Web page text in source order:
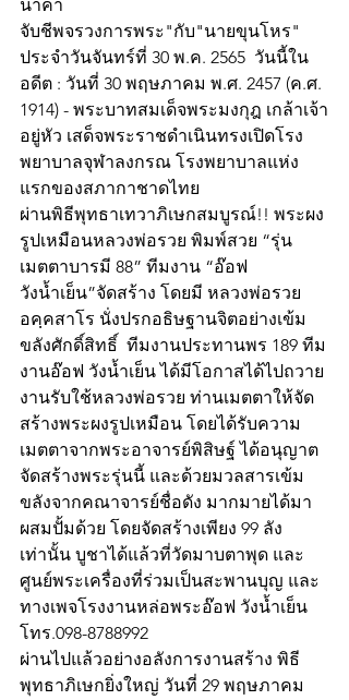
นาคา
จับชีพจรวงการพระ"กับ"นายขุนโหร"
ประจำวันจันทร์ที่ 30 พ.ค. 2565  วันนี้ใน
อดีต : วันที่ 30 พฤษภาคม พ.ศ. 2457 (ค.ศ.
1914) - พระบาทสมเด็จพระมงกุฎ เกล้าเจ้า
อยู่หัว เสด็จพระราชดำเนินทรงเปิดโรง
พยาบาลจุฬาลงกรณ โรงพยาบาลแห่ง
แรกของสภากาชาดไทย
ผ่านพิธีพุทธาเทวาภิเษกสมบูรณ์!! พระผง
รูปเหมือนหลวงพ่อรวย พิมพ์สวย “รุ่น
เมตตาบารมี 88” ทีมงาน “อ๊อฟ
วังน้ำเย็น”จัดสร้าง โดยมี หลวงพ่อรวย
อคฺคสาโร นั่งปรกอธิษฐานจิตอย่างเข้ม
ขลังศักดิ์สิทธิ์  ทีมงานประทานพร 189 ทีม
งานอ๊อฟ วังน้ำเย็น ได้มีโอกาสได้ไปถวาย
งานรับใช้หลวงพ่อรวย ท่านเมตตาให้จัด
สร้างพระผงรูปเหมือน โดยได้รับความ
เมตตาจากพระอาจารย์พิสิษฐ์ ได้อนุญาต
จัดสร้างพระรุ่นนี้ และด้วยมวลสารเข้ม
ขลังจากคณาจารย์ชื่อดัง มากมายได้มา
ผสมปั้มด้วย โดยจัดสร้างเพียง 99 ลัง
เท่านั้น บูชาได้แล้วที่วัดมาบตาพุด และ
ศูนย์พระเครื่องที่ร่วมเป็นสะพานบุญ และ
ทางเพจโรงงานหล่อพระอ๊อฟ วังน้ำเย็น
โทร.098-8788992
ผ่านไปแล้วอย่างอลังการงานสร้าง พิธี
พุทธาภิเษกยิ่งใหญ่ วันที่ 29 พฤษภาคม